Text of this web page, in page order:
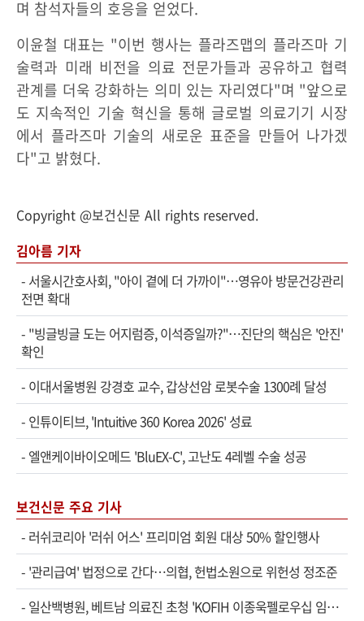
며 참석자들의 호응을 얻었다.
이윤철 대표는 "이번 행사는 플라즈맵의 플라즈마 기
술력과 미래 비전을 의료 전문가들과 공유하고 협력
관계를 더욱 강화하는 의미 있는 자리였다"며 "앞으로
도 지속적인 기술 혁신을 통해 글로벌 의료기기 시장
에서 플라즈마 기술의 새로운 표준을 만들어 나가겠
다"고 밝혔다.
Copyright @보건신문 All rights reserved.
김아름 기자
- 서울시간호사회, "아이 곁에 더 가까이"…영유아 방문건강관리
전면 확대
- "빙글빙글 도는 어지럼증, 이석증일까?"…진단의 핵심은 '안진'
확인
- 이대서울병원 강경호 교수, 갑상선암 로봇수술 1300례 달성
- 인튜이티브, 'Intuitive 360 Korea 2026' 성료
- 엘앤케이바이오메드 'BluEX-C', 고난도 4레벨 수술 성공
보건신문 주요 기사
- 러쉬코리아 '러쉬 어스' 프리미엄 회원 대상 50% 할인행사
- '관리급여' 법정으로 간다…의협, 헌법소원으로 위헌성 정조준
- 일산백병원, 베트남 의료진 초청 'KOFIH 이종욱펠로우십 임상연수' 시작